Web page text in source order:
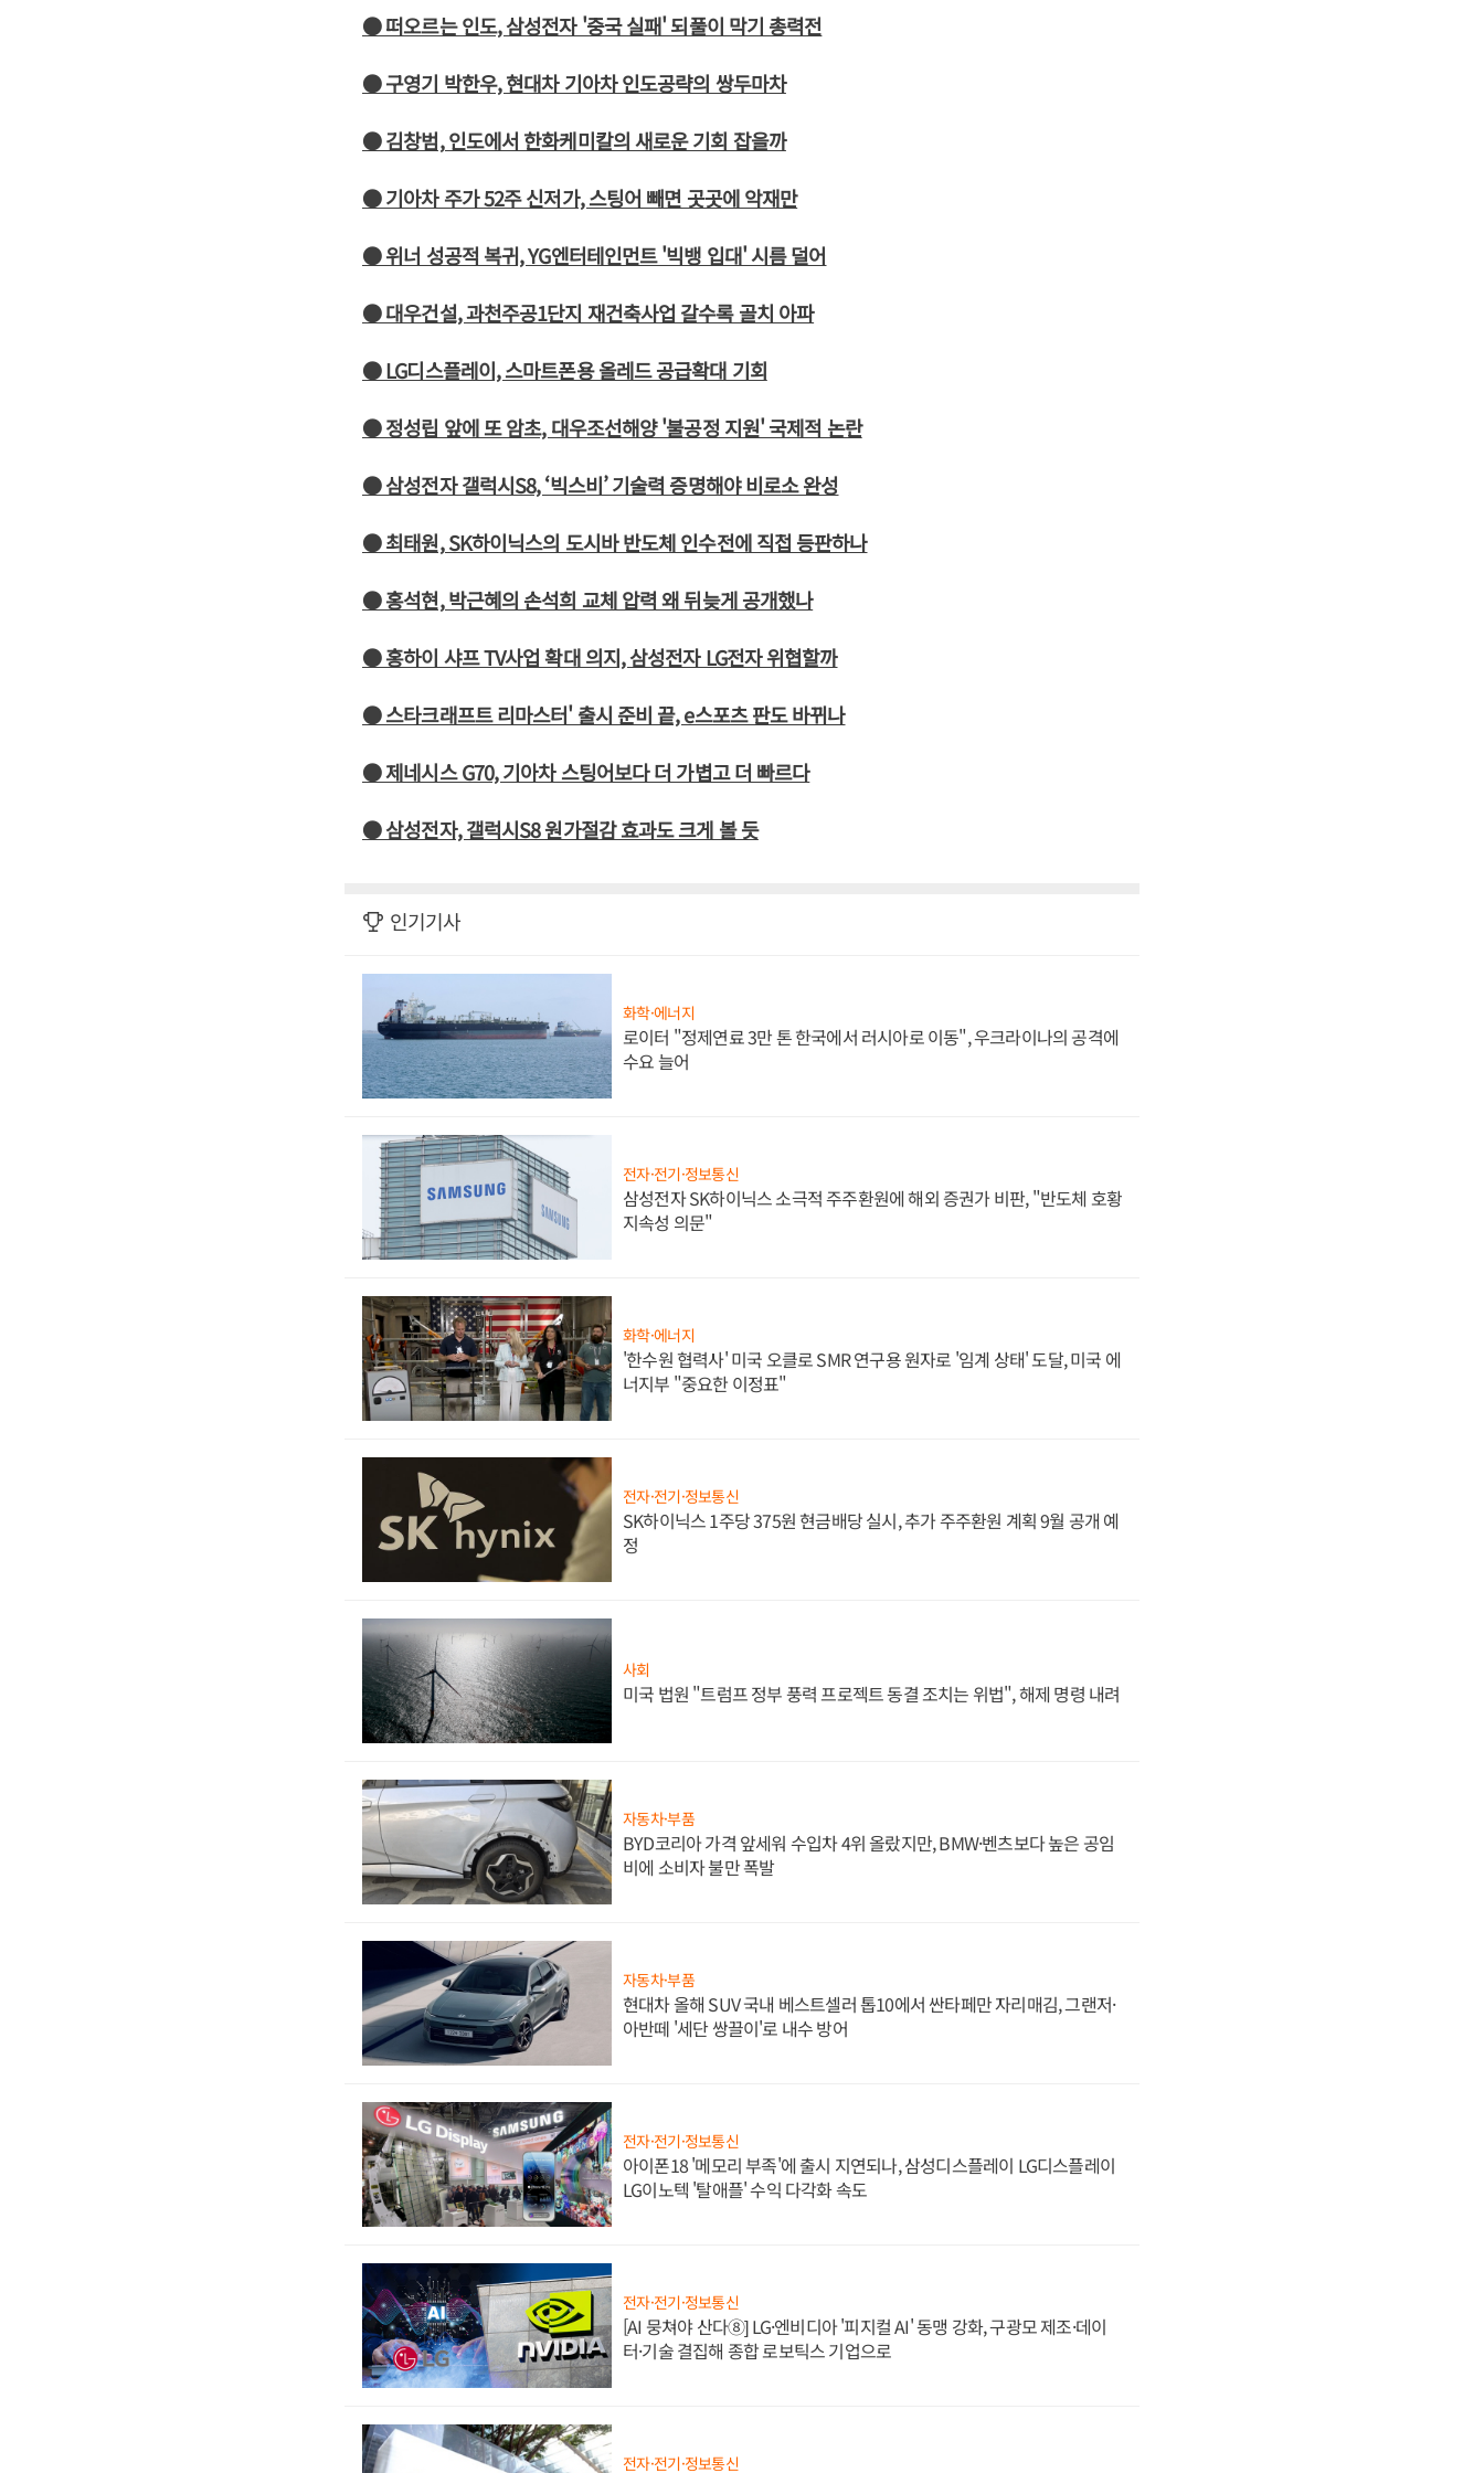
● 떠오르는 인도, 삼성전자 '중국 실패' 되풀이 막기 총력전
● 구영기 박한우, 현대차 기아차 인도공략의 쌍두마차
● 김창범, 인도에서 한화케미칼의 새로운 기회 잡을까
● 기아차 주가 52주 신저가, 스팅어 빼면 곳곳에 악재만
● 위너 성공적 복귀, YG엔터테인먼트 '빅뱅 입대' 시름 덜어
● 대우건설, 과천주공1단지 재건축사업 갈수록 골치 아파
● LG디스플레이, 스마트폰용 올레드 공급확대 기회
● 정성립 앞에 또 암초, 대우조선해양 '불공정 지원' 국제적 논란
● 삼성전자 갤럭시S8, ‘빅스비’ 기술력 증명해야 비로소 완성
● 최태원, SK하이닉스의 도시바 반도체 인수전에 직접 등판하나
● 홍석현, 박근혜의 손석희 교체 압력 왜 뒤늦게 공개했나
● 홍하이 샤프 TV사업 확대 의지, 삼성전자 LG전자 위협할까
● 스타크래프트 리마스터' 출시 준비 끝, e스포츠 판도 바뀌나
● 제네시스 G70, 기아차 스팅어보다 더 가볍고 더 빠르다
● 삼성전자, 갤럭시S8 원가절감 효과도 크게 볼 듯
인기기사
화학·에너지
로이터 "정제연료 3만 톤 한국에서 러시아로 이동", 우크라이나의 공격에
수요 늘어
전자·전기·정보통신
삼성전자 SK하이닉스 소극적 주주환원에 해외 증권가 비판, "반도체 호황
지속성 의문"
화학·에너지
'한수원 협력사' 미국 오클로 SMR 연구용 원자로 '임계 상태' 도달, 미국 에
너지부 "중요한 이정표"
전자·전기·정보통신
SK하이닉스 1주당 375원 현금배당 실시, 추가 주주환원 계획 9월 공개 예
정
사회
미국 법원 "트럼프 정부 풍력 프로젝트 동결 조치는 위법", 해제 명령 내려
자동차·부품
BYD코리아 가격 앞세워 수입차 4위 올랐지만, BMW·벤츠보다 높은 공임
비에 소비자 불만 폭발
자동차·부품
현대차 올해 SUV 국내 베스트셀러 톱10에서 싼타페만 자리매김, 그랜저·
아반떼 '세단 쌍끌이'로 내수 방어
전자·전기·정보통신
아이폰18 '메모리 부족'에 출시 지연되나, 삼성디스플레이 LG디스플레이
LG이노텍 '탈애플' 수익 다각화 속도
전자·전기·정보통신
[AI 뭉쳐야 산다⑧] LG·엔비디아 '피지컬 AI' 동맹 강화, 구광모 제조·데이
터·기술 결집해 종합 로보틱스 기업으로
전자·전기·정보통신